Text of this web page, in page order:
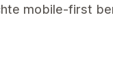
mobile-first